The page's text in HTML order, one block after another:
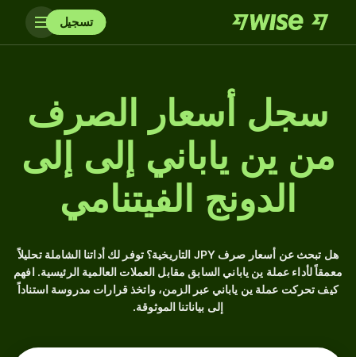
تسجيل
سجل أسعار الصرف
من ين ياباني إلى إلى
الدونج الفيتنامي
هل تبحث عن أسعار صرف JPY التاريخية؟ توفر لك أداتنا الشاملة تحليلاً
معمقاً لأداء عملة ين ياباني السابق مقابل العملات العالمية الرئيسية. افهم
كيف تحركت عملة ين ياباني عبر الزمن، واتخذ قرارات مدروسة استناداً
إلى بياناتنا الموثوقة.